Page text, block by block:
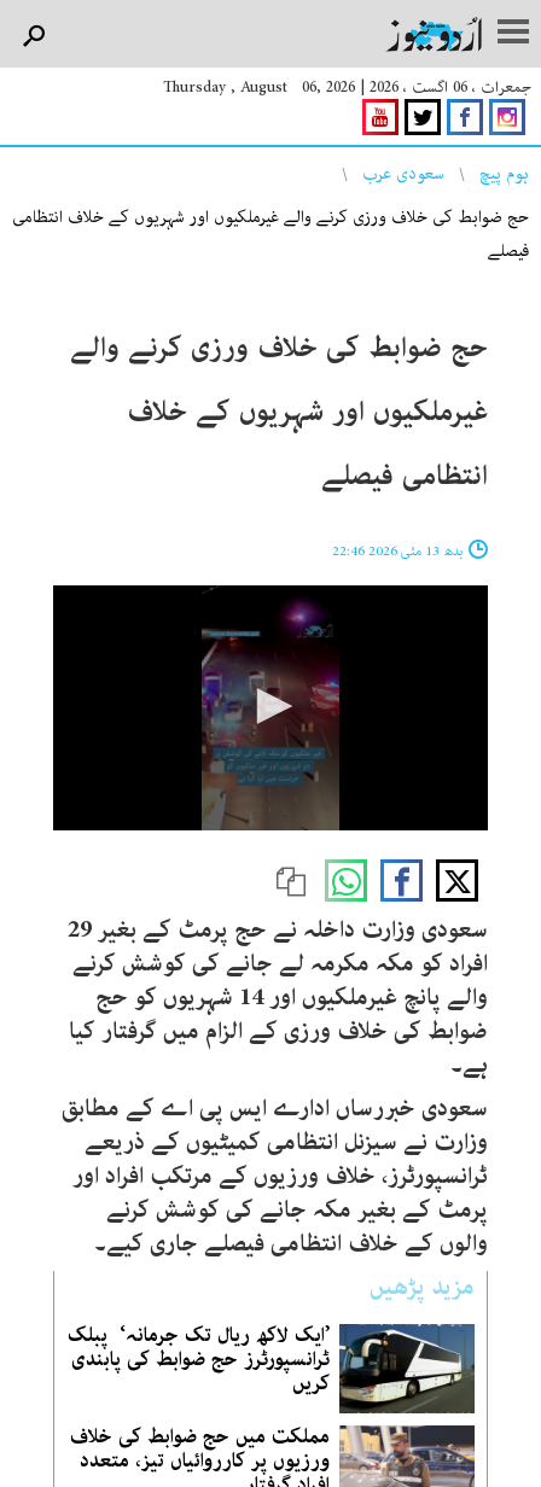
جمعرات ، 06 اگست ، 2026 |
Thursday , August 06, 2026
You are here
ہوم پیچ
سعودی عرب
حج ضوابط کی خلاف ورزی کرنے والے غیرملکیوں اور شہریوں کے خلاف انتظامی
فیصلے
حج ضوابط کی خلاف ورزی کرنے والے
غیرملکیوں اور شہریوں کے خلاف
انتظامی فیصلے
بدھ 13 مئی 2026 22:46
سعودی وزارت داخلہ نے حج پرمٹ کے بغیر 29
افراد کو مکہ مکرمہ لے جانے کی کوشش کرنے
والے پانچ غیرملکیوں اور 14 شہریوں کو حج
ضوابط کی خلاف ورزی کے الزام میں گرفتار کیا
ہے۔
سعودی خبررساں ادارے ایس پی اے کے مطابق
وزارت نے سیزنل انتظامی کمیٹیوں کے ذریعے
ٹرانسپورٹرز، خلاف ورزیوں کے مرتکب افراد اور
پرمٹ کے بغیر مکہ جانے کی کوشش کرنے
والوں کے خلاف انتظامی فیصلے جاری کیے۔
مزید پڑھیں
’ایک لاکھ ریال تک جرمانہ‘ پبلک
ٹرانسپورٹرز حج ضوابط کی پابندی
کریں
مملکت میں حج ضوابط کی خلاف
ورزیوں پر کارروائیاں تیز، متعدد